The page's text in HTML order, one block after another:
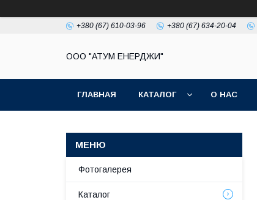
+380 (67) 610-03-96 +380 (67) 634-20-04
ООО "АТУМ ЕНЕРДЖИ"
ГЛАВНАЯ КАТАЛОГ О НАС
Фотогалерея
Каталог